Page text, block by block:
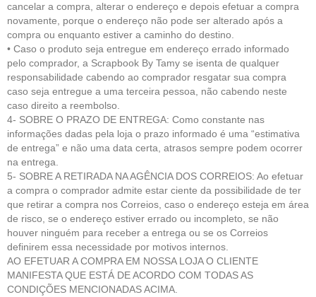
cancelar a compra, alterar o endereço e depois efetuar a compra
novamente, porque o endereço não pode ser alterado após a
compra ou enquanto estiver a caminho do destino.
• Caso o produto seja entregue em endereço errado informado
pelo comprador, a Scrapbook By Tamy se isenta de qualquer
responsabilidade cabendo ao comprador resgatar sua compra
caso seja entregue a uma terceira pessoa, não cabendo neste
caso direito a reembolso.
4- SOBRE O PRAZO DE ENTREGA: Como constante nas
informações dadas pela loja o prazo informado é uma “estimativa
de entrega” e não uma data certa, atrasos sempre podem ocorrer
na entrega.
5- SOBRE A RETIRADA NA AGÊNCIA DOS CORREIOS: Ao efetuar
a compra o comprador admite estar ciente da possibilidade de ter
que retirar a compra nos Correios, caso o endereço esteja em área
de risco, se o endereço estiver errado ou incompleto, se não
houver ninguém para receber a entrega ou se os Correios
definirem essa necessidade por motivos internos.
AO EFETUAR A COMPRA EM NOSSA LOJA O CLIENTE
MANIFESTA QUE ESTÁ DE ACORDO COM TODAS AS
CONDIÇÕES MENCIONADAS ACIMA.